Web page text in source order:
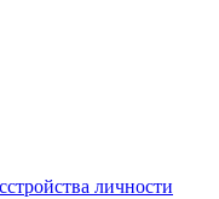
личности